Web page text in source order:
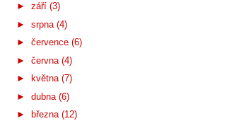
► září (3)
► srpna (4)
► července (6)
► června (4)
►
května (7)
► dubna (6)
►
března (12)